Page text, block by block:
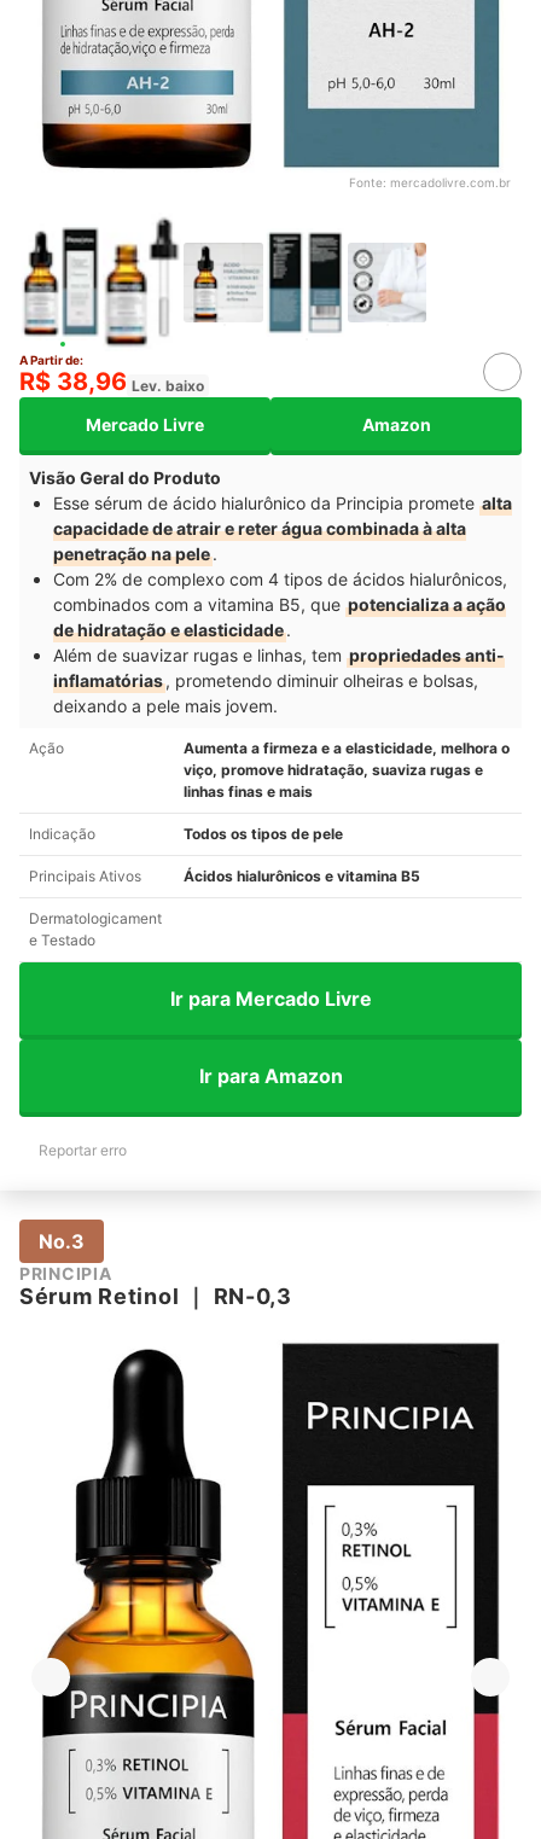
Fonte: mercadolivre.com.br
A Partir de:
R$ 38,96 Lev. baixo
Mercado Livre Amazon
Visão Geral do Produto
Esse sérum de ácido hialurônico da Principia promete alta
capacidade de atrair e reter água combinada à alta
penetração na pele.
Com 2% de complexo com 4 tipos de ácidos hialurônicos,
combinados com a vitamina B5, que potencializa a ação
de hidratação e elasticidade.
Além de suavizar rugas e linhas, tem propriedades anti-
inflamatórias, prometendo diminuir olheiras e bolsas,
deixando a pele mais jovem.
Ação
Aumenta a firmeza e a elasticidade, melhora o
viço, promove hidratação, suaviza rugas e
linhas finas e mais
Indicação Todos os tipos de pele
Principais Ativos Ácidos hialurônicos e vitamina B5
Dermatologicament
e Testado
Ir para Mercado Livre
Ir para Amazon
Reportar erro
No.3
PRINCIPIA
Sérum Retinol RN-0,3